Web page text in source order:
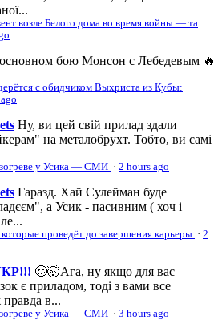
возле Белого дома во время войны — та
бою Монсон с Лебедевым 🔥
с обидчиком Выхриста из Кубы:
Ну, ви цей свій прилад здали
на металобрухт. Тобто, ви самі
у Усика — СМИ · 2 hours ago
Гаразд. Хай Сулейман буде
а Усик - пасивним ( хоч і
которые проведёт до завершения карьеры · 2
🥴🤯Ага, ну якщо для вас
є приладом, тоді з вами все
в...
у Усика — СМИ · 3 hours ago